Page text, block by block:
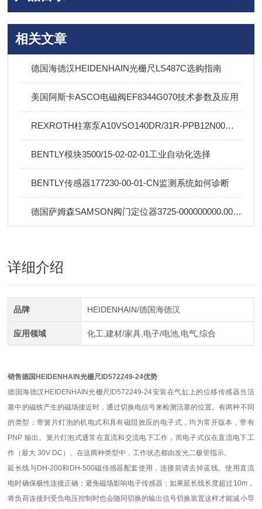
相关文章
德国海德汉HEIDENHAIN光栅尺LS487C选购指南
美国阿斯卡ASCO电磁阀EF8344G070技术参数及应用
REXROTH柱塞泵A10VSO140DR/31R-PPB12N00操作使用
BENTLY模块3500/15-02-02-01工业自动化选择
BENTLY传感器177230-00-01-CN监测系统如何诊断
德国萨姆森SAMSON阀门定位器3725-000000000.00维修保养
详细介绍
品牌 HEIDENHAIN/德国海德汉
应用领域 化工,建材/家具,电子/电池,电气,综合
销售德国HEIDENHAIN光栅尺ID572249-24优势
德国海德汉HEIDENHAIN光栅尺ID572249-24安装在气缸上的位移传感器当活
塞中的磁铁产生的磁场接近时，通过切换电信号来检测活塞的位置。有两种不同
的类型：带簧片灯泡的机电式和具有磁阻效应的电子式，均为常开版本，带有
PNP 输出。簧片灯泡式通常在直流和交流电下工作，而电子式仅在直流电下工
作（最大 30V DC）。在这两种类型中，工作状态都由发光二极管指示。
延长线与DH-200和DH-500磁传感器配套使用，连接前请去掉蓝线。使用直流
电时确保极性连接正确；避免磁场影响电子传感器；如果延长线长度超过10m，
将负荷连接到受负电压控制时也会随同切换的输出信号切换装置这样才能减小导